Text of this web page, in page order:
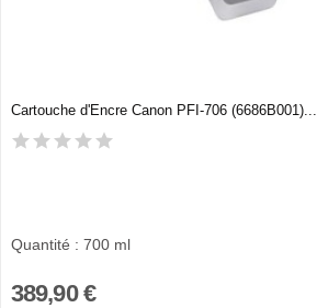
Cartouche d'Encre Canon PFI-706 (6686B001)...
Quantité : 700 ml
389,90 €